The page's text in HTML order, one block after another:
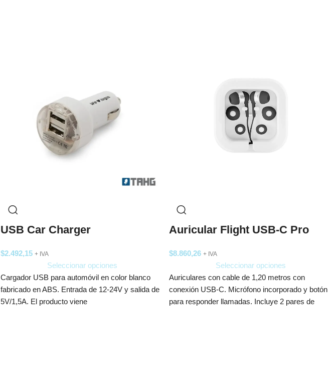
USB Car Charger
$2.492,15 + IVA
Seleccionar opciones
Cargador USB para automóvil en color blanco
fabricado en ABS. Entrada de 12-24V y salida de
5V/1,5A. El producto viene
Auricular Flight USB-C Pro
$8.860,26 + IVA
Seleccionar opciones
Auriculares con cable de 1,20 metros con
conexión USB-C. Micrófono incorporado y botón
para responder llamadas. Incluye 2 pares de